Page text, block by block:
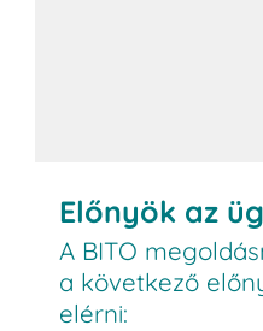
Előnyök az
A BITO
a következő
elérni: